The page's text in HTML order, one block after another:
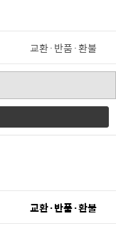
교환·반품·환불
교환·반품·환불